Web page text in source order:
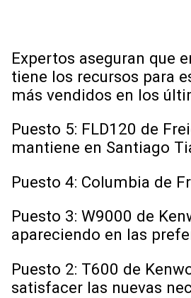
Expertos aseguran que
tiene los recursos para
más vendidos en los
Puesto 5: FLD120 de
mantiene en Santiago
Puesto 4: Columbia de
Puesto 3: W9000 de
apareciendo en las
Puesto 2: T600 de
satisfacer las nuevas